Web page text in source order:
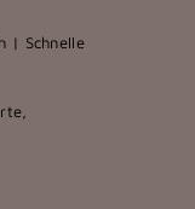
| Schnelle